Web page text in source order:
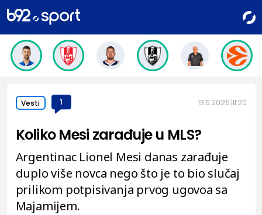
Vesti 1 13.5.2026. 11:20
Koliko Mesi zarađuje u MLS?
Argentinac Lionel Mesi danas zarađuje
duplo više novca nego što je to bio slučaj
prilikom potpisivanja prvog ugovoa sa
Majamijem.